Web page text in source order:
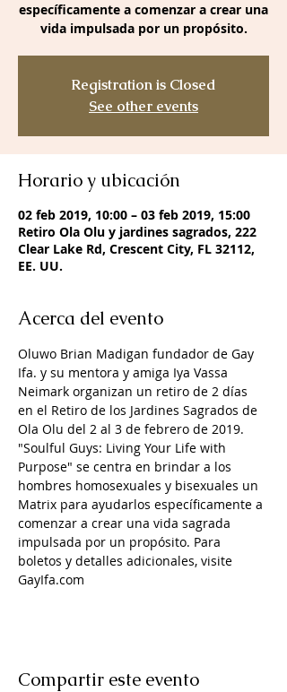
específicamente a comenzar a crear una
vida impulsada por un propósito.
Registration is Closed
See other events
Horario y ubicación
02 feb 2019, 10:00 – 03 feb 2019, 15:00
Retiro Ola Olu y jardines sagrados, 222
Clear Lake Rd, Crescent City, FL 32112,
EE. UU.
Acerca del evento
Oluwo Brian Madigan fundador de Gay
Ifa. y su mentora y amiga Iya Vassa
Neimark organizan un retiro de 2 días
en el Retiro de los Jardines Sagrados de
Ola Olu del 2 al 3 de febrero de 2019.
"Soulful Guys: Living Your Life with
Purpose" se centra en brindar a los
hombres homosexuales y bisexuales un
Matrix para ayudarlos específicamente a
comenzar a crear una vida sagrada
impulsada por un propósito. Para
boletos y detalles adicionales, visite
GayIfa.com
Compartir este evento